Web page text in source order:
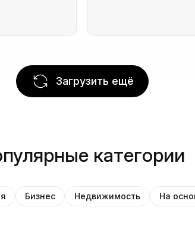
Загрузить ещё
категории
Бизнес Недвижимость На